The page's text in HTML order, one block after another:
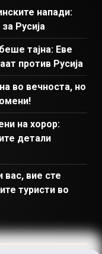
напади:
Русија
тајна: Еве
против Русија
во вечноста, но
на хорор:
детали
вие сте
туристи во